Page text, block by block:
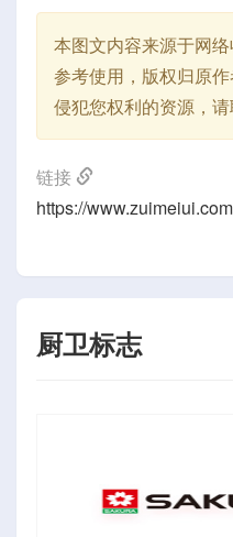
本图文内容来源于网
参考使用，版权归原
侵犯您权利的资源，请
链接
https://
厨卫标志